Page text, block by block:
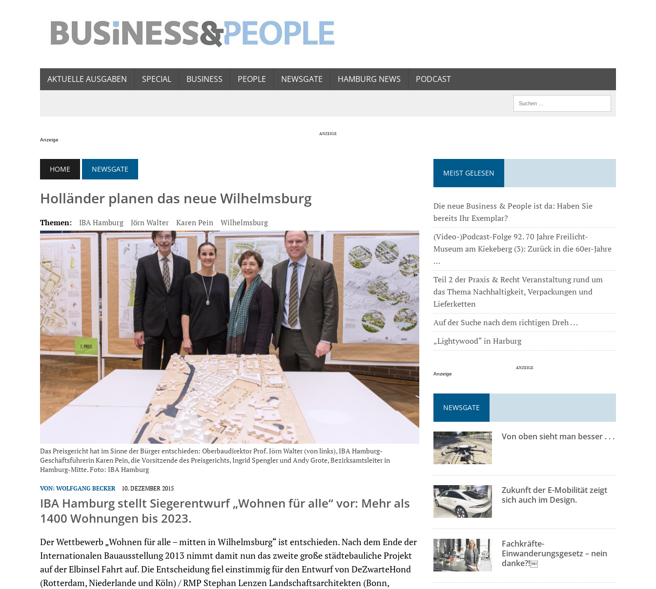
AKTUELLE AUSGABEN SPECIAL BUSINESS PEOPLE NEWSGATE HAMBURG NEWS PODCAST
Anzeige
HOME NEWSGATE
Holländer planen das neue Wilhelmsburg
Themen: IBA Hamburg Jörn Walter Karen Pein Wilhelmsburg
Das Preisgericht hat im Sinne der Bürger entschieden: Oberbaudirektor Prof. Jörn Walter (von links), IBA Hamburg-
Geschäftsführerin Karen Pein, die Vorsitzende des Preisgerichts, Ingrid Spengler und Andy Grote, Bezirksamtsleiter in
Hamburg-Mitte. Foto: IBA Hamburg
VON: WOLFGANG BECKER 10. DEZEMBER 2015
IBA Hamburg stellt Siegerentwurf „Wohnen für alle“ vor: Mehr als
1400 Wohnungen bis 2023.
Der Wettbewerb „Wohnen für alle – mitten in Wilhelmsburg“ ist entschieden. Nach dem Ende der
Internationalen Bauausstellung 2013 nimmt damit nun das zweite große städtebauliche Projekt
auf der Elbinsel Fahrt auf. Die Entscheidung fiel einstimmig für den Entwurf von DeZwarteHond
(Rotterdam, Niederlande und Köln) / RMP Stephan Lenzen Landschaftsarchitekten (Bonn,
MEIST GELESEN
Die neue Business & People ist da: Haben Sie
bereits Ihr Exemplar?
(Video-)Podcast-Folge 92. 70 Jahre Freilicht-
Museum am Kiekeberg (3): Zurück in die 60er-Jahre
…
Teil 2 der Praxis & Recht Veranstaltung rund um
das Thema Nachhaltigkeit, Verpackungen und
Lieferketten
Auf der Suche nach dem richtigen Dreh . . .
„Lightywood“ in Harburg
Anzeige
NEWSGATE
Von oben sieht man besser . . .
Zukunft der E-Mobilität zeigt
sich auch im Design.
Fachkräfte-
Einwanderungsgesetz – nein
danke?!￼